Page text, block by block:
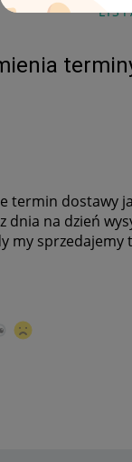
termin dostawy
dnia na dzień
my